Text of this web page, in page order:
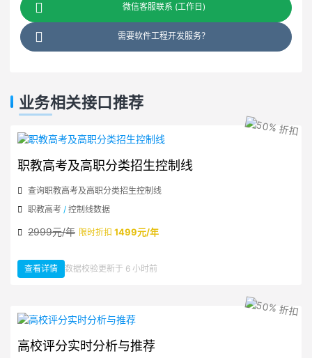
微信客服联系 (工作日)
需要软件工程开发服务？
业务相关接口推荐
职教高考及高职分类招生控制线
查询职教高考及高职分类招生控制线
职教高考 / 控制线数据
2999元/年 限时折扣 1499元/年
查看详情：职教高考及高职分类招生控制线
数据校验更新于 6 小时前
高校评分实时分析与推荐